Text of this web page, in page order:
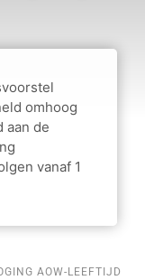
omhoog
aan de
vanaf 1
AOW-LEEFTIJD